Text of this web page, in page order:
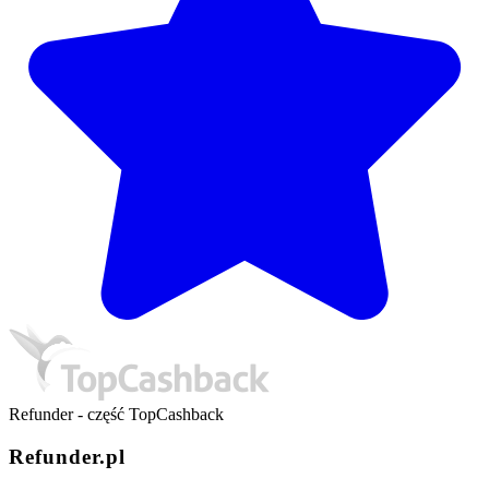
Refunder - część TopCashback
Refunder.pl